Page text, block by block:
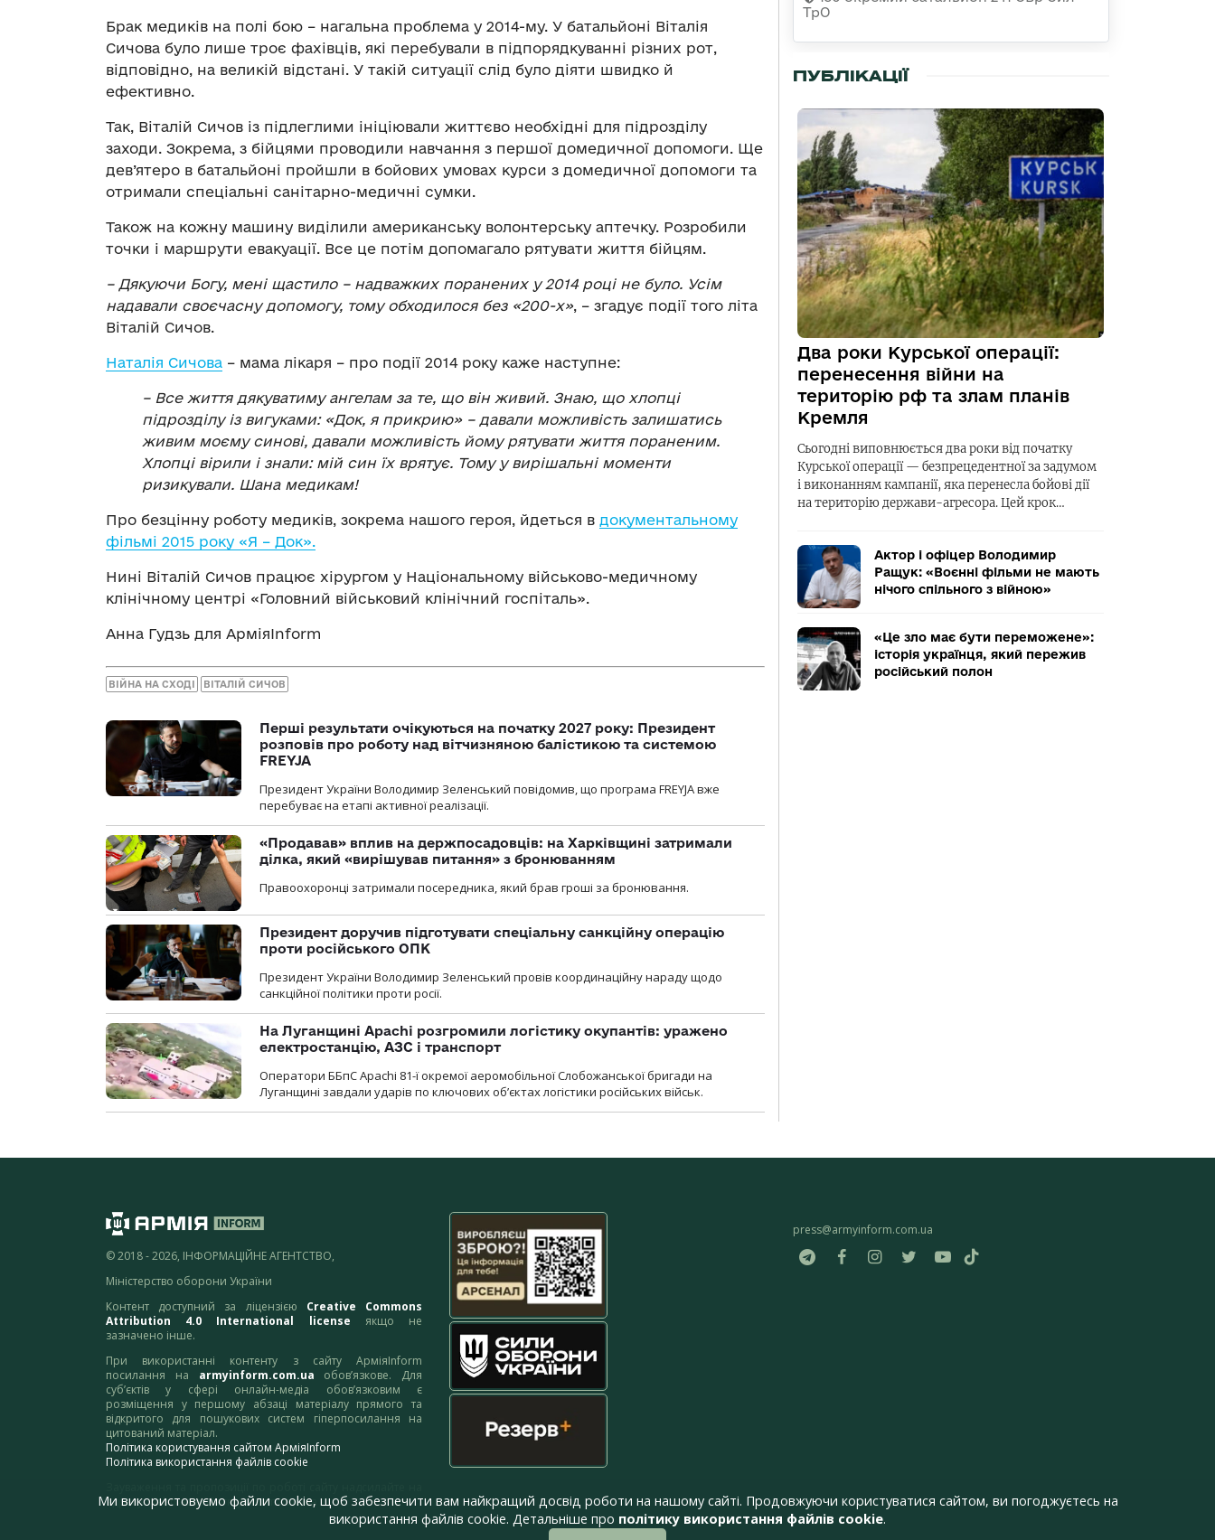
Брак медиків на полі бою – нагальна проблема у 2014-му. У батальйоні Віталія
Сичова було лише троє фахівців, які перебували в підпорядкуванні різних рот,
відповідно, на великій відстані. У такій ситуації слід було діяти швидко й
ефективно.
Так, Віталій Сичов із підлеглими ініціювали життєво необхідні для підрозділу
заходи. Зокрема, з бійцями проводили навчання з першої домедичної допомоги. Ще
дев’ятеро в батальйоні пройшли в бойових умовах курси з домедичної допомоги та
отримали спеціальні санітарно-медичні сумки.
Також на кожну машину виділили американську волонтерську аптечку. Розробили
точки і маршрути евакуації. Все це потім допомагало рятувати життя бійцям.
– Дякуючи Богу, мені щастило – надважких поранених у 2014 році не було. Усім
надавали своєчасну допомогу, тому обходилося без «200-х», – згадує події того літа
Віталій Сичов.
Наталія Сичова – мама лікаря – про події 2014 року каже наступне:
– Все життя дякуватиму ангелам за те, що він живий. Знаю, що хлопці
підрозділу із вигуками: «Док, я прикрию» – давали можливість залишатись
живим моєму синові, давали можливість йому рятувати життя пораненим.
Хлопці вірили і знали: мій син їх врятує. Тому у вирішальні моменти
ризикували. Шана медикам!
Про безцінну роботу медиків, зокрема нашого героя, йдеться в документальному
фільмі 2015 року «Я – Док».
Нині Віталій Сичов працює хірургом у Національному військово-медичному
клінічному центрі «Головний військовий клінічний госпіталь».
Анна Гудзь для АрміяInform
ВІЙНА НА СХОДІ ВІТАЛІЙ СИЧОВ
Перші результати очікуються на початку 2027 року: Президент
розповів про роботу над вітчизняною балістикою та системою
FREYJA
Президент України Володимир Зеленський повідомив, що програма FREYJA вже
перебуває на етапі активної реалізації.
«Продавав» вплив на держпосадовців: на Харківщині затримали
ділка, який «вирішував питання» з бронюванням
Правоохоронці затримали посередника, який брав гроші за бронювання.
Президент доручив підготувати спеціальну санкційну операцію
проти російського ОПК
Президент України Володимир Зеленський провів координаційну нараду щодо
санкційної політики проти росії.
На Луганщині Apachi розгромили логістику окупантів: уражено
електростанцію, АЗС і транспорт
Оператори ББпС Apachi 81-ї окремої аеромобільної Слобожанської бригади на
Луганщині завдали ударів по ключових об’єктах логістики російських військ.
ТрО
ПУБЛІКАЦІЇ
Два роки Курської операції:
перенесення війни на
територію рф та злам планів
Кремля
Сьогодні виповнюється два роки від початку
Курської операції — безпрецедентної за задумом
і виконанням кампанії, яка перенесла бойові дії
на територію держави-агресора. Цей крок…
Актор і офіцер Володимир
Ращук: «Воєнні фільми не мають
нічого спільного з війною»
«Це зло має бути переможене»:
історія українця, який пережив
російський полон
© 2018 - 2026, ІНФОРМАЦІЙНЕ АГЕНТСТВО,
Міністерство оборони України
Контент доступний за ліцензією Creative Commons
Attribution 4.0 International license якщо не
зазначено інше.
При використанні контенту з сайту АрміяInform
посилання на armyinform.com.ua обов’язкове. Для
суб’єктів у сфері онлайн-медіа обов’язковим є
розміщення у першому абзаці матеріалу прямого та
відкритого для пошукових систем гіперпосилання на
цитований матеріал.
Політика користування сайтом АрміяInform
Політика використання файлів cookie
адресу:webmaster@armyinform.com.ua
press@armyinform.com.ua
Ми використовуємо файли cookie, щоб забезпечити вам найкращий досвід роботи на нашому сайті. Продовжуючи користуватися сайтом, ви погоджуєтесь на
використання файлів cookie. Детальніше про політику використання файлів cookie.